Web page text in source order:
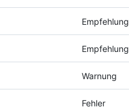
Empfehlung
Empfehlung
Warnung
Fehler